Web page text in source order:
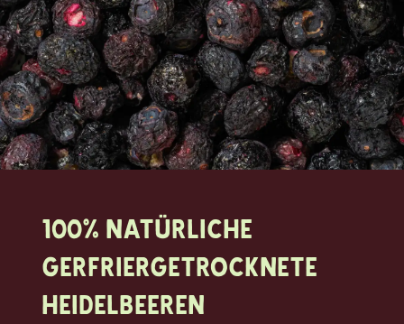
100% natürliche
Gerfriergetrocknete
Heidelbeeren